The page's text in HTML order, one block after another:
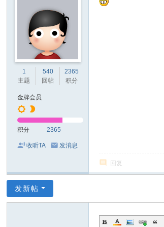
1
主题
540
回帖
2365
积分
金牌会员
积分 2365
收听TA 发消息
回复
发新帖